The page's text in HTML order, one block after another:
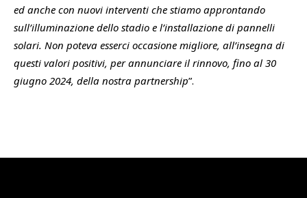
ed anche con nuovi interventi che stiamo approntando
sull’illuminazione dello stadio e l’installazione di pannelli
solari. Non poteva esserci occasione migliore, all’insegna di
questi valori positivi, per annunciare il rinnovo, fino al 30
giugno 2024, della nostra partnership”.